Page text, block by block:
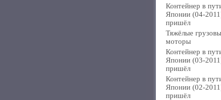
Контейнер в
Японии (04-
пришёл
Тяжёлые
моторы
Контейнер в
Японии (03-
пришёл
Контейнер в
Японии (02-
пришёл